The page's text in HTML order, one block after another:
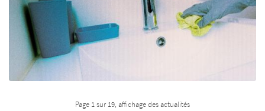
de frais admnistratifs, pas de frais cachés, les indemnités KM les plus
basses, les tarifs les plus bas mais les salariées les mieux payés du
secteur.
Pourquoi cette politique et comment faisons nous? Pour mieux le
comprendre, appelez nous!
Page 1 sur 19, affichage des actualités